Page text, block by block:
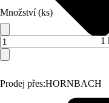
Prodej přes:HORNBACH
Množství (ks)
1